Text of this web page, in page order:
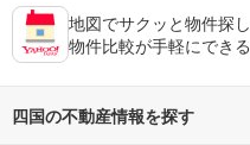
地図でサクッと物件探し
物件比較が手軽にできる
四国の不動産情報を探す